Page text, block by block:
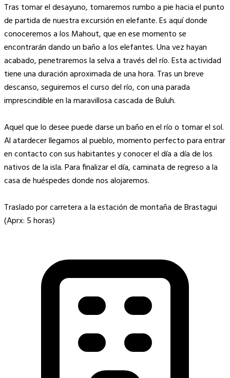
Tras tomar el desayuno, tomaremos rumbo a pie hacia el punto
de partida de nuestra excursión en elefante. Es aquí donde
conoceremos a los Mahout, que en ese momento se
encontrarán dando un baño a los elefantes. Una vez hayan
acabado, penetraremos la selva a través del río. Esta actividad
tiene una duración aproximada de una hora. Tras un breve
descanso, seguiremos el curso del río, con una parada
imprescindible en la maravillosa cascada de Buluh.
Aquel que lo desee puede darse un baño en el río o tomar el sol.
Al atardecer llegamos al pueblo, momento perfecto para entrar
en contacto con sus habitantes y conocer el día a día de los
nativos de la isla. Para finalizar el día, caminata de regreso a la
casa de huéspedes donde nos alojaremos.
Traslado por carretera a la estación de montaña de Brastagui
(Aprx: 5 horas)